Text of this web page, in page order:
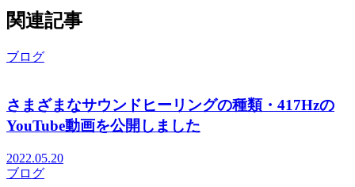
関連記事
ブログ
さまざまなサウンドヒーリングの種類・417Hzの
YouTube動画を公開しました
2022.05.20
ブログ